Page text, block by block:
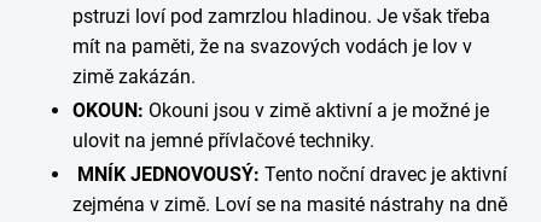
pstruzi loví pod zamrzlou hladinou. Je však třeba
mít na paměti, že na svazových vodách je lov v
zimě zakázán.
OKOUN: Okouni jsou v zimě aktivní a je možné je
ulovit na jemné přívlačové techniky.
MNÍK JEDNOVOUSÝ: Tento noční dravec je aktivní
zejména v zimě. Loví se na masité nástrahy na dně